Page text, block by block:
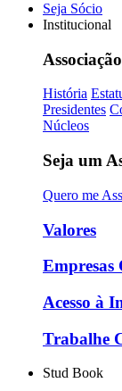
Seja Sócio
Institucional
Associação
História
Presidentes
Núcleos
Seja um
Quero me
Valores
Empresas
Acesso à
Trabalhe
Stud Book